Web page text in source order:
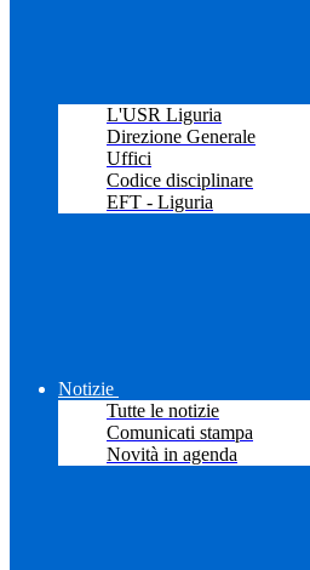
L'USR Liguria
Direzione Generale
Uffici
Codice disciplinare
EFT - Liguria
Notizie
Tutte le notizie
Comunicati stampa
Novità in agenda